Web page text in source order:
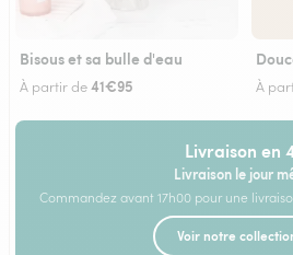
Bisous et sa bulle d'eau
À partir de41€95 À
Livraison en
Livraison le jour
Commandez avant 17h00 pour une
Voir notre